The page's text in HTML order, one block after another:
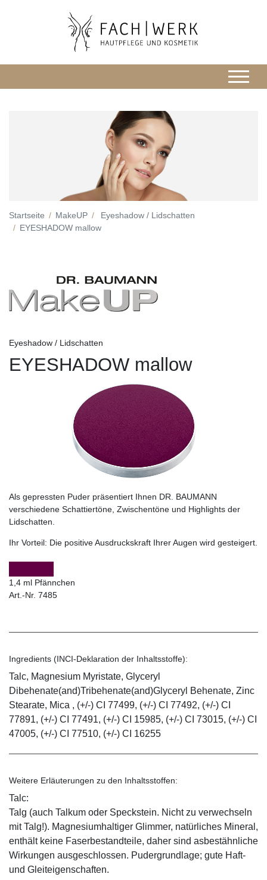
Startseite MakeUP
Eyeshadow / Lidschatten
EYESHADOW mallow
Eyeshadow / Lidschatten
EYESHADOW mallow
Als gepressten Puder präsentiert Ihnen DR. BAUMANN
verschiedene Schattiertöne, Zwischentöne und Highlights der
Lidschatten.
Ihr Vorteil: Die positive Ausdruckskraft Ihrer Augen wird gesteigert.
1,4 ml Pfännchen
Art.-Nr. 7485
Ingredients (INCI-Deklaration der Inhaltsstoffe):
Talc, Magnesium Myristate, Glyceryl
Dibehenate(and)Tribehenate(and)Glyceryl Behenate, Zinc
Stearate, Mica , (+/-) CI 77499, (+/-) CI 77492, (+/-) CI
77891, (+/-) CI 77491, (+/-) CI 15985, (+/-) CI 73015, (+/-) CI
47005, (+/-) CI 77510, (+/-) CI 16255
Weitere Erläuterungen zu den Inhaltsstoffen:
Talc:
Talg (auch Talkum oder Speckstein. Nicht zu verwechseln
mit Talg!). Magnesiumhaltiger Glimmer, natürliches Mineral,
enthält keine Faserbestandteile, daher sind asbestähnliche
Wirkungen ausgeschlossen. Pudergrundlage; gute Haft-
und Gleiteigenschaften.